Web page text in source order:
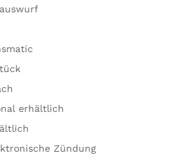
erhältlich
Zündung